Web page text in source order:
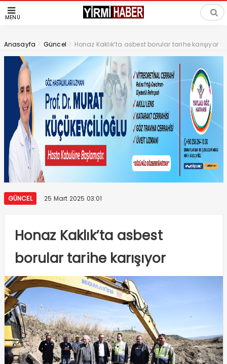
MENÜ
Anasayfa > Güncel > Honaz Kaklık’ta asbest borular tarihe karışıyor
GÜNCEL 25 Mart 2025 03:01
Honaz Kaklık’ta asbest
borular tarihe karışıyor